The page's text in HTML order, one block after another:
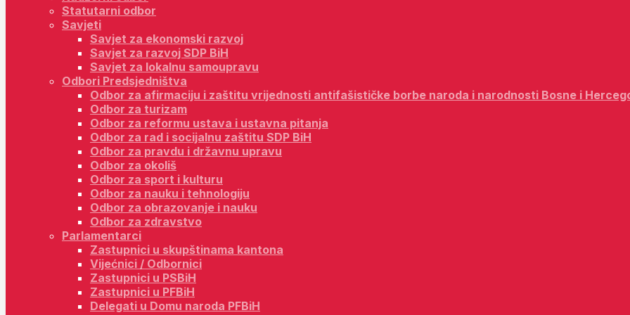
Statutarni odbor
Savjeti
Savjet za ekonomski razvoj
Savjet za razvoj SDP BiH
Savjet za lokalnu samoupravu
Odbori Predsjedništva
Odbor za afirmaciju i zaštitu vrijednosti antifašističke borbe naroda i narodnosti Bosne i
Odbor za turizam
Odbor za reformu ustava i ustavna pitanja
Odbor za rad i socijalnu zaštitu SDP BiH
Odbor za pravdu i državnu upravu
Odbor za okoliš
Odbor za sport i kulturu
Odbor za nauku i tehnologiju
Odbor za obrazovanje i nauku
Odbor za zdravstvo
Parlamentarci
Zastupnici u skupštinama kantona
Vijećnici / Odbornici
Zastupnici u PSBiH
Zastupnici u PFBiH
Delegati u Domu naroda PFBiH